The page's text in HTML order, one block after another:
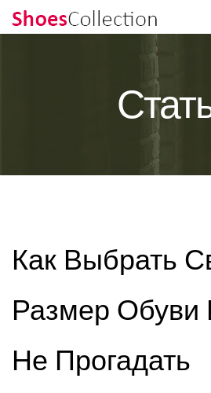
Как Выбрать
Размер Обуви
Не Прогадать